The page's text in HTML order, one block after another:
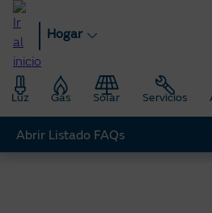
Pasar
contenido
principal
Hogar
Luz Gas Solar Servicios
Hogar Ayuda Preguntas y
Abrir Listado FAQs